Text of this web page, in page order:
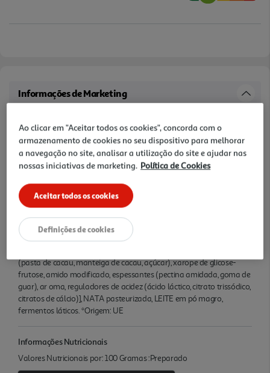
Informações de Marketing
Características
0.68 KG
Ingredientes/Composição
LEITE magro pasteurizado*, açúcar (7,03%), preparado
(pasta de cacau, manteiga de cacau, açúcar), xarope de glicose-
frutose, amido modificado, espessantes (pectina amidada, goma de
guar), ar oma, reguladores de acidez (ácido láctico, citrato trissódico,
citratos de cálcio)], NATA pasteurizada, LEITE em pó magro,
fermentos láticos. *Origem: UE
Informações Nutricionais
Valores Nutricionais por: 100 Gramas :Preparado
Ao clicar em "Aceitar todos os cookies", concorda com o
armazenamento de cookies no seu dispositivo para melhorar
a navegação no site, analisar a utilização do site e ajudar nas
nossas iniciativas de marketing. Política de Cookies
Aceitar todos os cookies
Definições de cookies